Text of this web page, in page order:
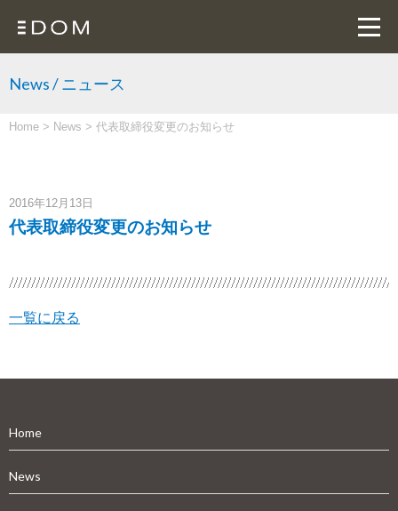
News / ニュース
Home > News > 代表取締役変更のお知らせ
2016年12月13日
代表取締役変更のお知らせ
一覧に戻る
Home
News